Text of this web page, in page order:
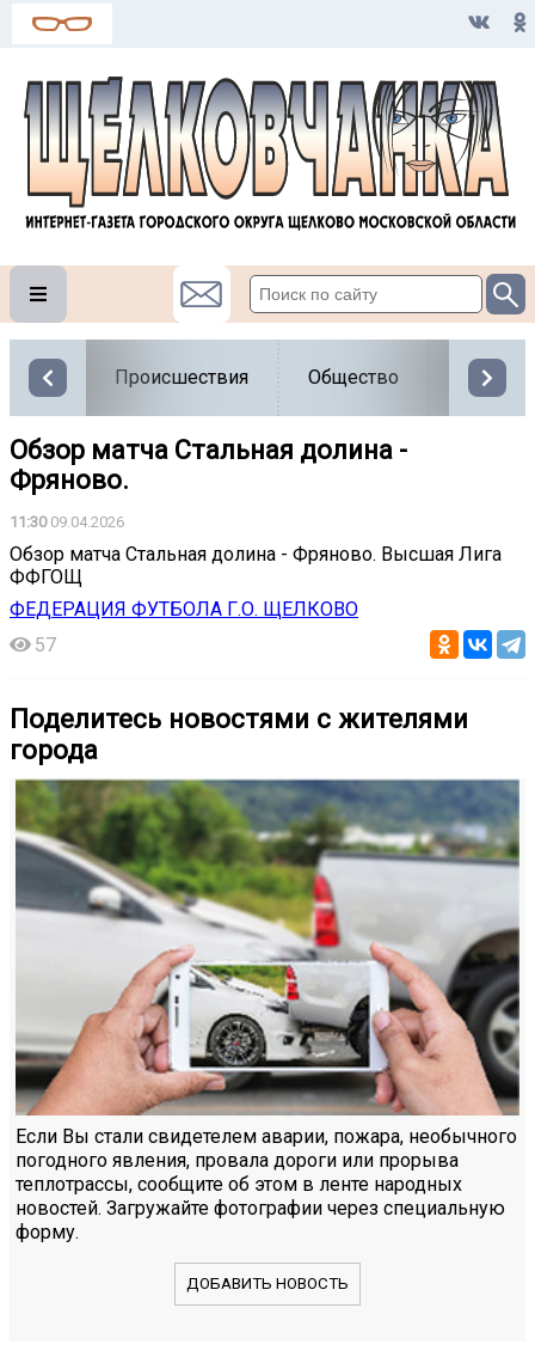
Происшествия Общество Власть
Обзор матча Стальная долина -
Фряново.
11:3009.04.2026
Обзор матча Стальная долина - Фряново. Высшая Лига
ФФГОЩ
ФЕДЕРАЦИЯ ФУТБОЛА Г.О. ЩЕЛКОВО
57
Поделитесь новостями с жителями
города
Если Вы стали свидетелем аварии, пожара, необычного
погодного явления, провала дороги или прорыва
теплотрассы, сообщите об этом в ленте народных
новостей. Загружайте фотографии через специальную
форму.
ДОБАВИТЬ НОВОСТЬ